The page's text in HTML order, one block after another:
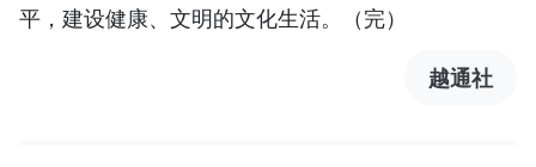
平，建设健康、文明的文化生活。（完）
越通社